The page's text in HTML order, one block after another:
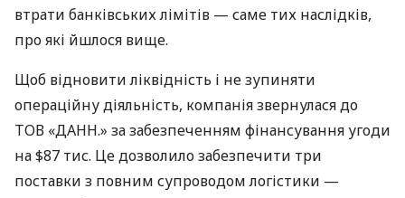
втрати банківських лімітів — саме тих наслідків,
про які йшлося вище.
Щоб відновити ліквідність і не зупиняти
операційну діяльність, компанія звернулася до
ТОВ «ДАНН.» за забезпеченням фінансування угоди
на $87 тис. Це дозволило забезпечити три
поставки з повним супроводом логістики —